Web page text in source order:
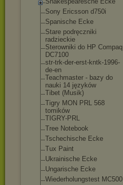
Sony Ericsson d750i
Spanische Ecke
Stare podręczniki
radzieckie
Sterowniki do HP Compaq
DC7100
str-trk-der-erst-kntk-1996-
de-en
Teachmaster - bazy do
nauki 14 języków
Tibet (Musik)
Tigry MON PRL 568
tomików
TIGRY-PRL
Tree Notebook
Tschechische Ecke
Tux Paint
Ukrainische Ecke
Ungarische Ecke
Wiederholungstest MC500